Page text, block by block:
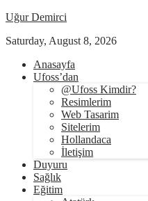
Uğur Demirci
Saturday, August 8, 2026
Anasayfa
Ufoss’dan
@Ufoss Kimdir?
Resimlerim
Web Tasarim
Sitelerim
Hollandaca
İletişim
Duyuru
Sağlık
Eğitim